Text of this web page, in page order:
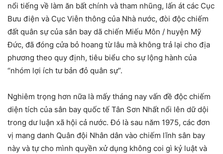
nổi tiếng về làm ăn bất chính và tham nhũng, lấn át các Cục
Bưu điện và Cục Viễn thông của Nhà nước, đòi độc chiếm
đất quân sự của sân bay dã chiến Miếu Môn / huyện Mỹ
Đức, đã đóng cửa bỏ hoang từ lâu mà không trả lại cho địa
phương theo quy định, tiêu biểu cho sự lộng hành của
“nhóm lợi ích tư bản đỏ quân sự”.
Nghiêm trọng hơn nữa là mấy tháng nay vấn đề độc chiếm
diện tích của sân bay quốc tế Tân Sơn Nhất nổi lên dữ dội
trong dư luận xã hội cả nước. Đó là sau năm 1975, các đơn
vị mang danh Quân đội Nhân dân vào chiếm lĩnh sân bay
này và tự cho mình quyền xử dụng không coi gì kỷ luật và